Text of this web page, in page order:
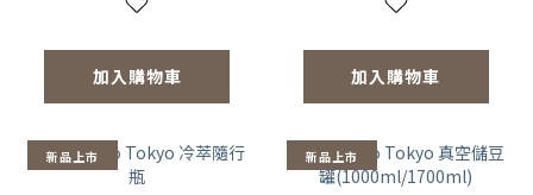
加入購物車 加入購物車
新品上市 新品上市